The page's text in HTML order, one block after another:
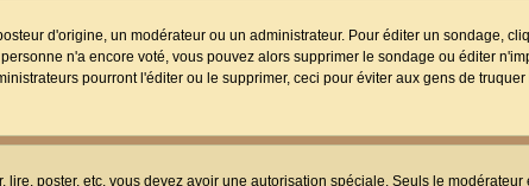
d'origine, un modérateur ou un administrateur. Pour éditer un sondage,
n'a encore voté, vous pouvez alors supprimer le sondage ou éditer
pourront l'éditer ou le supprimer, ceci pour éviter aux gens de
poster, etc. vous devez avoir une autorisation spéciale. Seuls le modérateur